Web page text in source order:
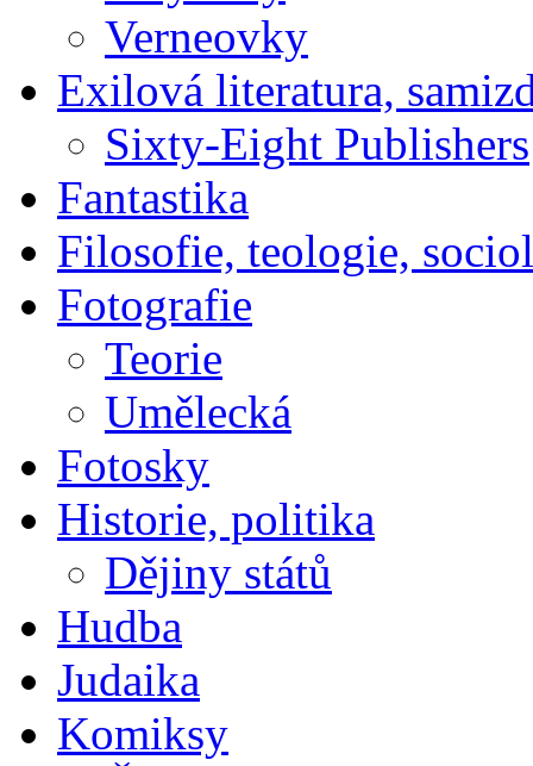
Verneovky
Exilová literatura,
Sixty-Eight Publishers
Fantastika
Filosofie, teologie,
Fotografie
Teorie
Umělecká
Fotosky
Historie, politika
Dějiny států
Hudba
Judaika
Komiksy